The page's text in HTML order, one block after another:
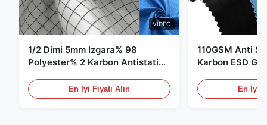
VIDEO
1/2 Dimi 5mm Izgara% 98
Polyester% 2 Karbon Antistatik
En İyi Fiyatı Alın
110GSM Anti
Karbon ESD
En İyi